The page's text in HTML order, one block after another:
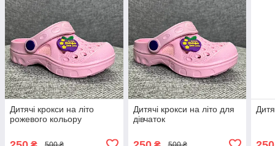
Дитячі крокси на літо
рожевого кольору
Дитячі крокси на літо для
дівчаток